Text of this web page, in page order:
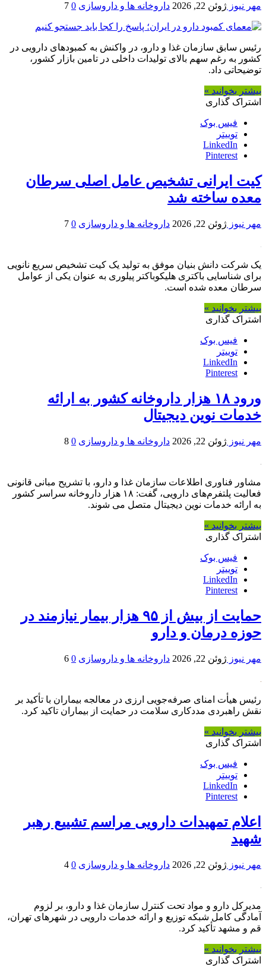
مهر نیوز ژوئن 22, 2026 داروخانه ها و داروسازی 0
7
رئیس سابق سازمان غذا و دارو، در واکنش به کمبودهای دارویی در
کشور به رغم سهم بالای تولیدات داخلی در تامین بازار کشور،
توضیحاتی داد.
بیشتر بخوانید »
اشتراک گذاری
فیس بوک
توییتر
LinkedIn
Pinterest
کیت ایرانی تشخیص عامل اصلی سرطان
معده ساخته شد
مهر نیوز ژوئن 22, 2026 داروخانه ها و داروسازی 0
7
یک شرکت دانش بنیان موفق به تولید یک کیت تشخیص سریع نانویی
برای شناسایی باکتری هلیکوباکتر پیلوری به عنوان یکی از عوامل
سرطان معده شده است.
بیشتر بخوانید »
اشتراک گذاری
فیس بوک
توییتر
LinkedIn
Pinterest
ورود ۱۸ هزار داروخانه کشور به ارائه
خدمات نوین دیجیتال
مهر نیوز ژوئن 22, 2026 داروخانه ها و داروسازی 0
8
مشاور فناوری اطلاعات سازمان غذا و دارو، با تشریح مبانی قانونی
فعالیت پلتفرم‌های دارویی، گفت: ۱۸ هزار داروخانه سراسر کشور
به ارائه خدمات نوین دیجیتال متصل می شوند.
بیشتر بخوانید »
اشتراک گذاری
فیس بوک
توییتر
LinkedIn
Pinterest
حمایت از بیش از ۹۵ هزار بیمار نیازمند در
حوزه درمان و دارو
مهر نیوز ژوئن 22, 2026 داروخانه ها و داروسازی 0
6
رئیس هیأت امنای صرفه‌جویی ارزی در معالجه بیماران با تأکید بر
نقش راهبردی مددکاری سلامت در حمایت از بیماران تاکید کرد.
بیشتر بخوانید »
اشتراک گذاری
فیس بوک
توییتر
LinkedIn
Pinterest
اعلام تمهیدات دارویی مراسم تشییع رهبر
شهید
مهر نیوز ژوئن 22, 2026 داروخانه ها و داروسازی 0
4
مدیرکل دارو و مواد تحت کنترل سازمان غذا و دارو، بر لزوم
آمادگی کامل شبکه توزیع و ارائه خدمات دارویی در شهرهای تهران،
قم و مشهد تأکید کرد.
بیشتر بخوانید »
اشتراک گذاری